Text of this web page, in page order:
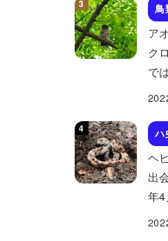
鳥
ア
ク
で
ハ
ヘ
出
年